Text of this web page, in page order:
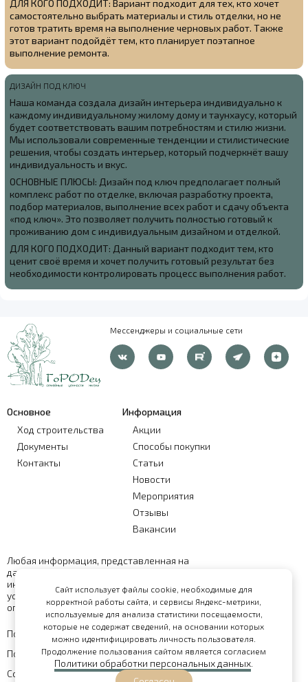
ДЛЯ КОГО ПОДХОДИТ: Вариант подходит для тех, кто хочет
самостоятельно выбрать материалы и стиль отделки, но не
готов тратить время на выполнение черновых работ. Также
этот вариант подойдёт тем, кто планирует поэтапное
выполнение ремонта.
ДИЗАЙН ПОД КЛЮЧ
Наша команда создала дизайн интерьера индивидуально к
каждому индивидуальному жилому дому и таунхаусу, который
будет соответствовать вашим потребностям и стилю жизни.
Мы использовали современные тенденции и стилистические
решения, чтобы создать интерьер, который подчеркнёт вашу
индивидуальность и вкус.
ОСНОВНЫЕ ПЛЮСЫ: Дизайн под ключ предполагает полный
комплекс работ по отделке, включая разработку проекта,
подбор материалов, выполнение всех работ и сдачу объекта
«под ключ». Это позволяет получить полностью готовый к
проживанию дом с индивидуальным дизайном и отделкой.
ДЛЯ КОГО ПОДХОДИТ: Данный вариант подходит тем, кто
ценит своё время и хочет получить готовый результат без
необходимости контролировать процесс выполнения работ.
Мессенджеры и социальные сети
Основное
Ход строительства
Документы
Контакты
Информация
Акции
Способы покупки
Статьи
Новости
Мероприятия
Отзывы
Вакансии
Любая информация, представленная на
данном сайте, носит исключительно
информационный характер и ни при каких
условиях не является публичной офертой,
определяемой положениями статьи 437 ГК РФ
Политика обработки персональных данных
Политика конфиденциальности
Согласие на обработку персональных данных
Сайт использует файлы cookie, необходимые для
корректной работы сайта, и сервисы Яндекс-метрики,
используемые для анализа статистики посещаемости,
которые не содержат сведений, на основании которых
можно идентифицировать личность пользователя.
Продолжение пользования сайтом является согласием
Политики обработки персональных данных